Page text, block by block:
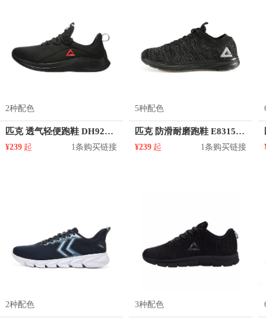
2种配色
匹克 透气轻便跑鞋 DH920611
¥239 起 1条购买链接
5种配色
匹克 防滑耐磨跑鞋 E83158H
¥239 起 1条购买链接
2种配色 3种配色